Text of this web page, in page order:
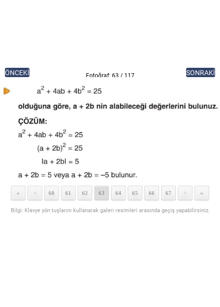
ÖNCEKİ Fotoğraf: 63 / 117 SONRAKİ
« < 60 61 62 63 64 65 66 67 > »
Bilgi: Klavye yön tuşlarını kullanarak galeri resimleri arasında geçiş yapabilirsiniz.